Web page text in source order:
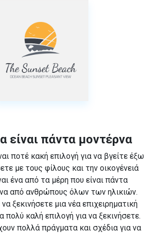
είναι πάντα μοντέρνα
ποτέ κακή επιλογή για να βγείτε έξω
με τους φίλους και την οικογένειά
ένα από τα μέρη που είναι πάντα
από ανθρώπους όλων των ηλικιών.
ξεκινήσετε μια νέα επιχειρηματική
πολύ καλή επιλογή για να ξεκινήσετε.
πολλά πράγματα και σχέδια για να